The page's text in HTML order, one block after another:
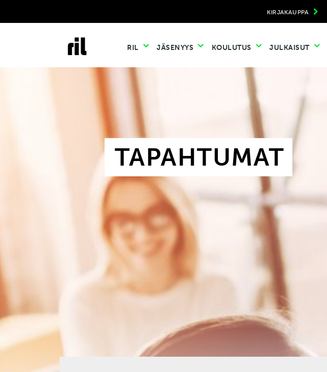
KIRJAKAUPPA
RIL JÄSENYYS KOULUTUS JULKAISUT
TAPAHTUMAT